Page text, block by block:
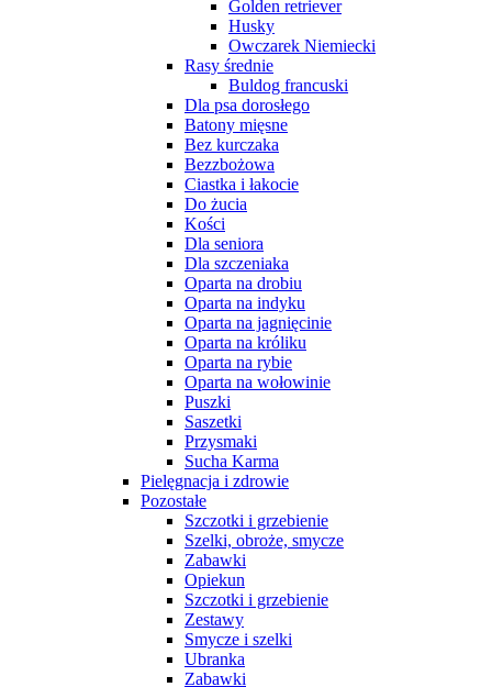
Golden retriever
Husky
Owczarek Niemiecki
Rasy średnie
Buldog francuski
Dla psa dorosłego
Batony mięsne
Bez kurczaka
Bezzbożowa
Ciastka i łakocie
Do żucia
Kości
Dla seniora
Dla szczeniaka
Oparta na drobiu
Oparta na indyku
Oparta na jagnięcinie
Oparta na króliku
Oparta na rybie
Oparta na wołowinie
Puszki
Saszetki
Przysmaki
Sucha Karma
Pielęgnacja i zdrowie
Pozostałe
Szczotki i grzebienie
Szelki, obroże, smycze
Zabawki
Opiekun
Szczotki i grzebienie
Zestawy
Smycze i szelki
Ubranka
Zabawki